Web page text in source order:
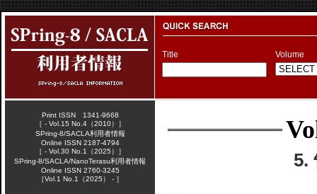
Title Volume
5.
Print ISSN 1341-9668
［ - Vol.15 No.4（2010）］
SPring-8/SACLA利用者情報
Online ISSN 2187-4794
［ - Vol.30 No.1（2025）］
SPring-8/SACLA/NanoTerasu利用者情報
Online ISSN 2760-3245
［Vol.1 No.1（2025） - ］